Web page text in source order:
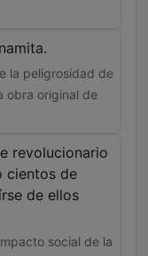
la peligrosidad de
obra original de
revolucionario
cientos de
de ellos
social de la